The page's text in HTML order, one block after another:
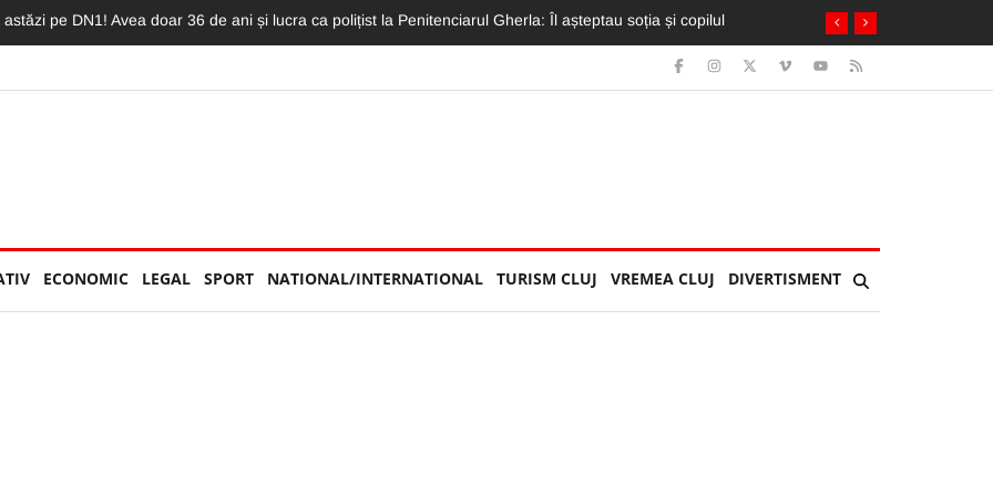
autoutilitară au fost implicate într-un impact violent pe DN 1. Cei doi șoferi, transportați de urgență la spital
ECONOMIC LEGAL SPORT NATIONAL/INTERNATIONAL TURISM CLUJ VREMEA CLUJ DIVERTISMENT